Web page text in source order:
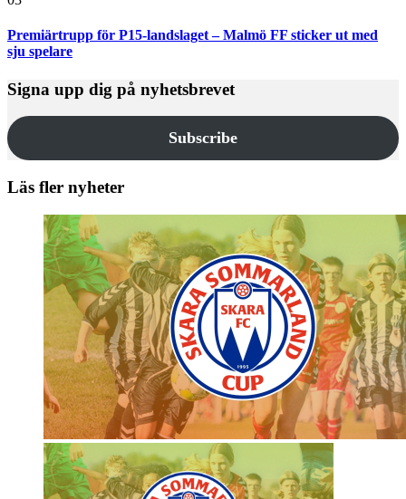
Premiärtrupp för P15-landslaget – Malmö FF sticker ut med
sju spelare
Signa upp dig på nyhetsbrevet
Subscribe
Läs fler nyheter